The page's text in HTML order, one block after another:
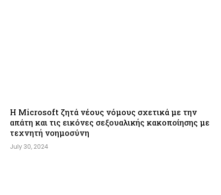
Η Microsoft ζητά νέους νόμους σχετικά με την
απάτη και τις εικόνες σεξουαλικής κακοποίησης με
τεχνητή νοημοσύνη
July 30, 2024